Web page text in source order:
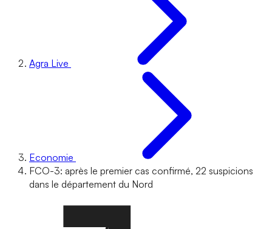
Agra Live
Economie
FCO-3: après le premier cas confirmé, 22 suspicions
dans le département du Nord